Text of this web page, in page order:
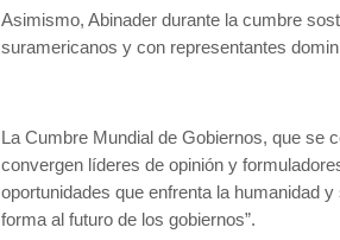
Asimismo, Abinader durante la cumbre
suramericanos y con representantes
La Cumbre Mundial de Gobiernos, que se
convergen líderes de opinión y
oportunidades que enfrenta la humanidad
forma al futuro de los gobiernos”.